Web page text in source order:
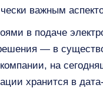
важным
в подаче
— в
на
хранится в